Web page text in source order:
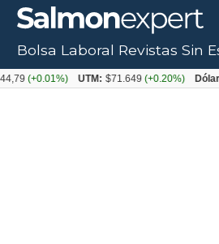
Bolsa Laboral Revistas Sin
UTM: $71.649 (+0.20%) Dólar: